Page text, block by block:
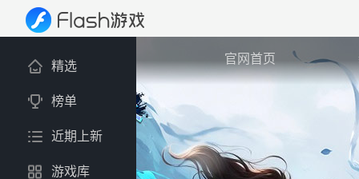
官网首页
精选
榜单
近期上新
游戏库